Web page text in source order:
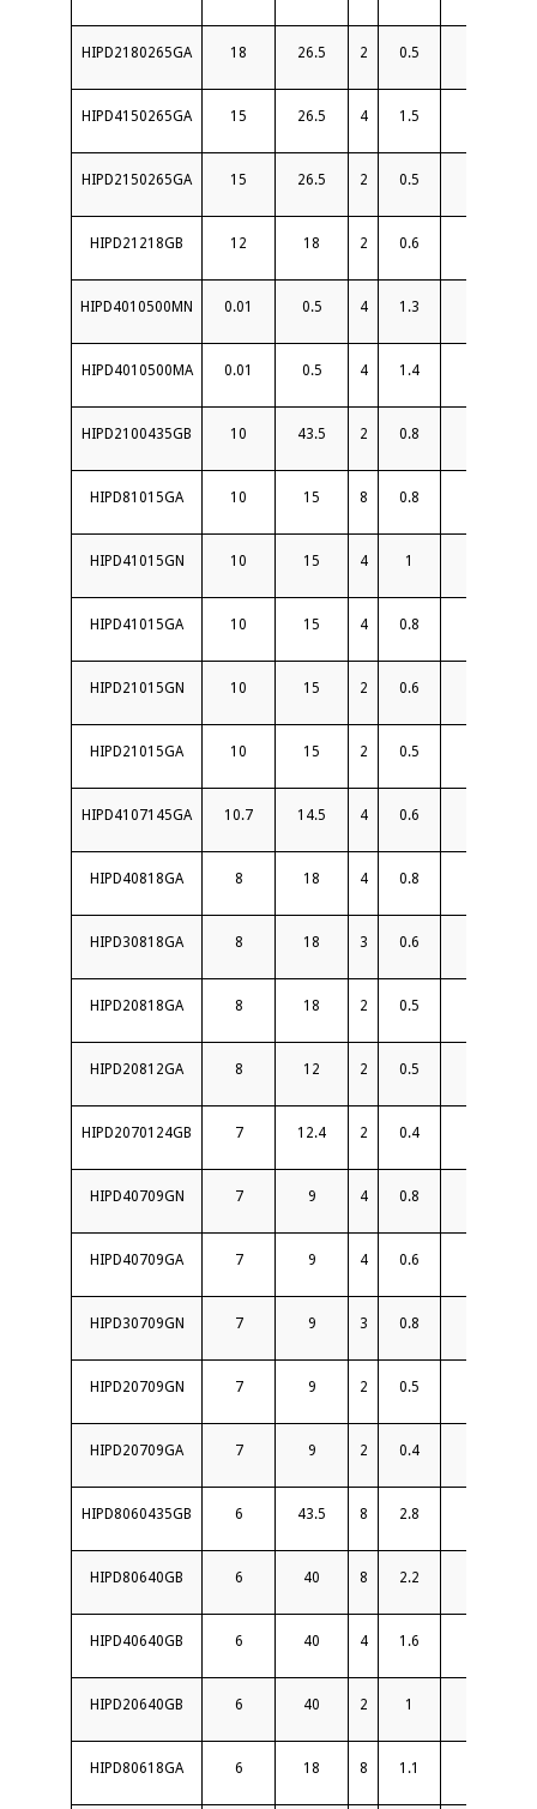
HIPD2180265GA 18 26.5 2 0.5
HIPD4150265GA 15 26.5 4 1.5
HIPD2150265GA 15 26.5 2 0.5
HIPD21218GB 12 18 2 0.6
HIPD4010500MN 0.01 0.5 4 1.3
HIPD4010500MA 0.01 0.5 4 1.4
HIPD2100435GB 10 43.5 2 0.8
HIPD81015GA 10 15 8 0.8
HIPD41015GN 10 15 4 1
HIPD41015GA 10 15 4 0.8
HIPD21015GN 10 15 2 0.6
HIPD21015GA 10 15 2 0.5
HIPD4107145GA 10.7 14.5 4 0.6
HIPD40818GA 8 18 4 0.8
HIPD30818GA 8 18 3 0.6
HIPD20818GA 8 18 2 0.5
HIPD20812GA 8 12 2 0.5
HIPD2070124GB 7 12.4 2 0.4
HIPD40709GN 7 9 4 0.8
HIPD40709GA 7 9 4 0.6
HIPD30709GN 7 9 3 0.8
HIPD20709GN 7 9 2 0.5
HIPD20709GA 7 9 2 0.4
HIPD8060435GB 6 43.5 8 2.8
HIPD80640GB 6 40 8 2.2
HIPD40640GB 6 40 4 1.6
HIPD20640GB 6 40 2 1
HIPD80618GA 6 18 8 1.1